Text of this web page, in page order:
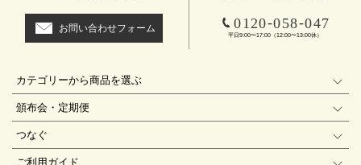
お問い合わせフォーム 0120-058-047
平日9:00〜17:00（12:00〜13:00休）
カテゴリーから商品を選ぶ
頒布会・定期便
つなぐ
ご利用ガイド